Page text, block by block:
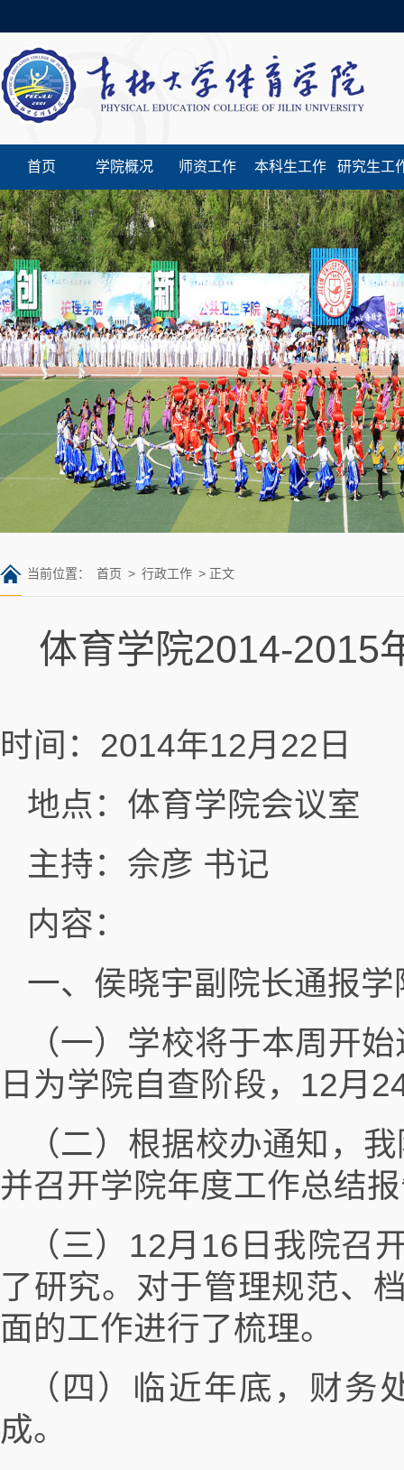
首页 学院概况 师资工作 本科生工作 研究生工
当前位置： 首页 > 行政工作 > 正文
体育学院2014-2015
时间：2014年12月22日
地点：体育学院会议室
主持：佘彦 书记
内容：
一、侯晓宇副院长通报
（一）学校将于本周开
日为学院自查阶段，12月
（二）根据校办通知，
并召开学院年度工作总结
（三）12月16日我院召
了研究。对于管理规范、
面的工作进行了梳理。
（四）临近年底，财
成。